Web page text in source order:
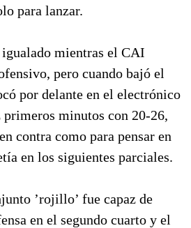
para lanzar.
mientras el CAI
pero cuando bajó el
por delante en el electrónico
primeros minutos con 20-26,
contra como para pensar en
en los siguientes parciales.
’rojillo’ fue capaz de
en el segundo cuarto y el